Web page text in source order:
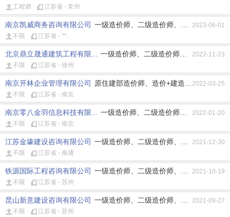
工程师
江苏省 - 常州
南京凯威商务咨询有限公司 一级造价师、二级造价师、原住建部造价
2023-06-01
不限
江苏省 - **
北京鼎立晟通建筑工程有限... 一级造价师、二级造价师、原住建部造
2022-11-23
不限
江苏省 - 徐州
南京开林企业管理有限公司 原住建部造价师、造价+建造师、造价+监
2022-03-25
不限
江苏省 - 南京
南京零八金羽信息科技有限... 一级造价师、二级造价师、原住建部造
2022-01-20
不限
江苏省 - 南京
江苏金壕建设咨询有限公司 一级造价师、二级造价师、原造价员、造
2021-12-30
不限
江苏省 - 南通
铁源国际工程咨询有限公司 一级造价师、二级造价师、原住建部造价
2021-10-19
不限
江苏省 - 苏州
昆山新意建设咨询有限公司 一级造价师、二级造价师、原住建部造价
2021-09-27
不限
江苏省 - 苏州